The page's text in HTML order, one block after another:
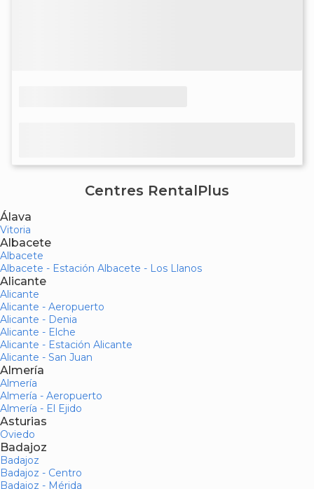
Centres RentalPlus
Álava
Vitoria
Albacete
Albacete
Albacete - Estación Albacete - Los Llanos
Alicante
Alicante
Alicante - Aeropuerto
Alicante - Denia
Alicante - Elche
Alicante - Estación Alicante
Alicante - San Juan
Almería
Almería
Almería - Aeropuerto
Almería - El Ejido
Asturias
Oviedo
Badajoz
Badajoz
Badajoz - Centro
Badajoz - Mérida